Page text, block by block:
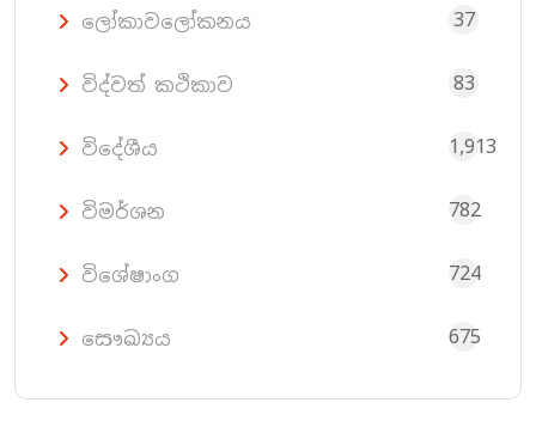
ලෝකාවලෝකනය 37
විද්වත් කථිකාව 83
විදේශීය 1,913
විමර්ශන 782
විශේෂාංග 724
සෞඛ්‍යය 675